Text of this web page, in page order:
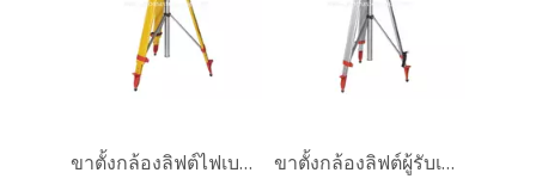
ขาตั้งกล้องลิฟต์ไฟเบอร์กลาส (3.6ม.) ขาตั้งกล้องลิฟต์ผู้รับเหมา (3.6m)